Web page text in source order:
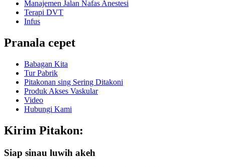
Manajemen Jalan Nafas Anestesi
Terapi DVT
Infus
Pranala cepet
Babagan Kita
Tur Pabrik
Pitakonan sing Sering Ditakoni
Produk Akses Vaskular
Video
Hubungi Kami
Kirim Pitakon:
Siap sinau luwih akeh